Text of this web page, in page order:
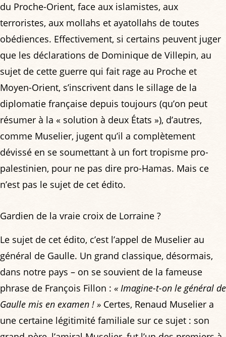
du Proche-Orient, face aux islamistes, aux
terroristes, aux mollahs et ayatollahs de toutes
obédiences. Effectivement, si certains peuvent juger
que les déclarations de Dominique de Villepin, au
sujet de cette guerre qui fait rage au Proche et
Moyen-Orient, s’inscrivent dans le sillage de la
diplomatie française depuis toujours (qu’on peut
résumer à la « solution à deux États »), d’autres,
comme Muselier, jugent qu’il a complètement
dévissé en se soumettant à un fort tropisme pro-
palestinien, pour ne pas dire pro-Hamas. Mais ce
n’est pas le sujet de cet édito.
Gardien de la vraie croix de Lorraine ?
Le sujet de cet édito, c’est l’appel de Muselier au
général de Gaulle. Un grand classique, désormais,
dans notre pays – on se souvient de la fameuse
phrase de François Fillon : « Imagine-t-on le général de
Gaulle mis en examen ! » Certes, Renaud Muselier a
une certaine légitimité familiale sur ce sujet : son